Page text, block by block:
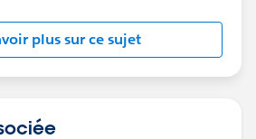
plus sur ce sujet